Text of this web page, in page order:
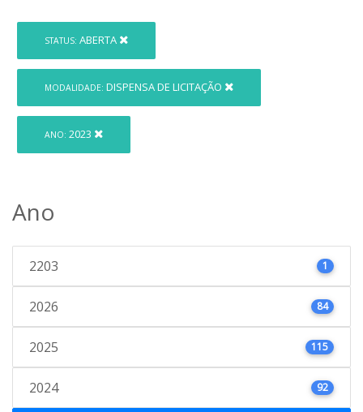
STATUS: ABERTA
MODALIDADE: DISPENSA DE LICITAÇÃO
ANO: 2023
Ano
2203 1
2026 84
2025 115
2024 92